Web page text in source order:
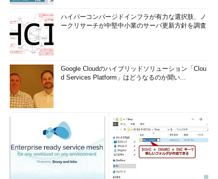
ハイパーコンバージドインフラが有力な選択肢、ノ
ークリサーチが中堅中小業のサーバ更新方針を調査
Google Cloudのハイブリッドソリューション「Clou
d Services Platform」はどうなるのか聞い...